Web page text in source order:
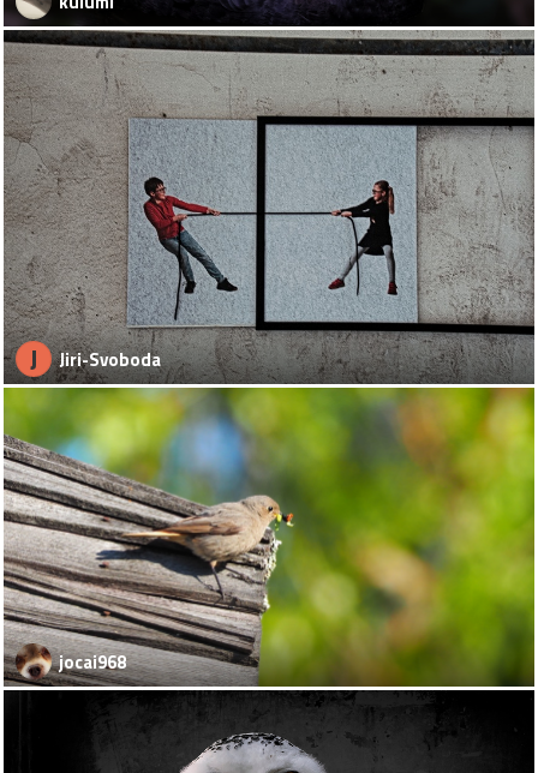
J Jiri-Svoboda
jocai968